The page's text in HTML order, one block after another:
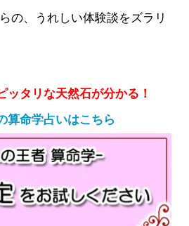
の、うれしい体験談をズラリ
ッタリな天然石が分かる！
算命学占いはこちら